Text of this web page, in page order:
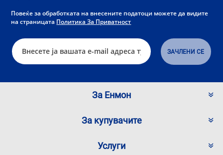
Повеќе за обработката на внесените податоци можете да видите
на страницата Политика За Приватност
За Енмон
За купувачите
Услуги